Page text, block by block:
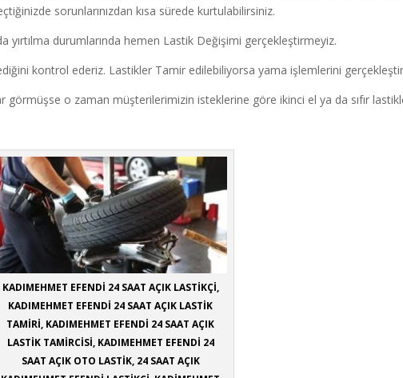
sorunlarınızdan kısa sürede kurtulabilirsiniz.
yırtılma durumlarında hemen Lastik Değişimi gerçekleştirmeyiz.
kontrol ederiz. Lastikler Tamir edilebiliyorsa yama işlemlerini
o zaman müşterilerimizin isteklerine göre ikinci el ya da sıfır
KADIMEHMET EFENDİ 24 SAAT AÇIK LASTİKÇİ,
KADIMEHMET EFENDİ 24 SAAT AÇIK LASTİK
TAMİRİ, KADIMEHMET EFENDİ 24 SAAT AÇIK
LASTİK TAMİRCİSİ, KADIMEHMET EFENDİ 24
SAAT AÇIK OTO LASTİK, 24 SAAT AÇIK